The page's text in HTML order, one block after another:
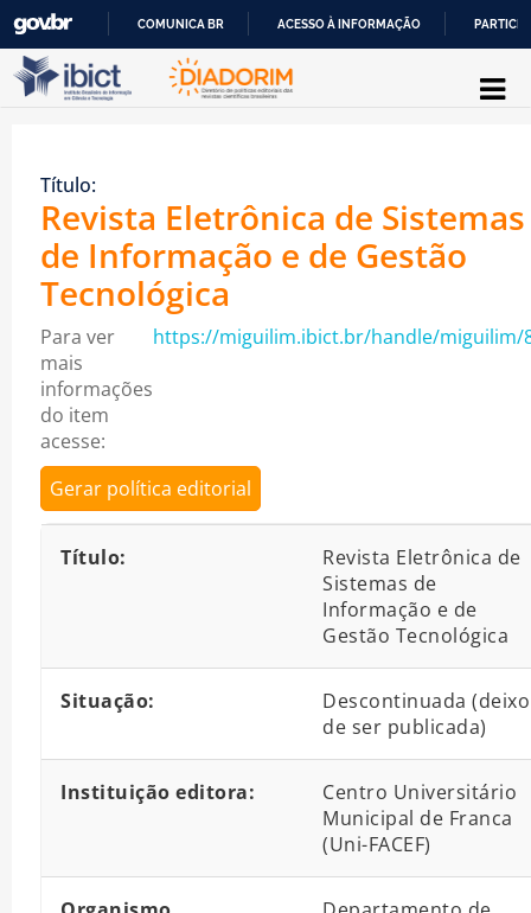
IR
COMUNICA BR ACESSO À INFORMAÇÃO
Pular para o conteúdo
Título:
Revista Eletrônica de Sistemas
de Informação e de Gestão
Tecnológica
Para ver
mais
informações
do item
acesse:
https://miguilim.ibict.br/handle/miguilim/
Gerar política editorial
Título:
Revista Eletrônica de
Sistemas de
Informação e de
Gestão Tecnológica
Situação:
Descontinuada
de ser publicada)
Instituição editora:
Centro Universitário
Municipal de Franca
(Uni-FACEF)